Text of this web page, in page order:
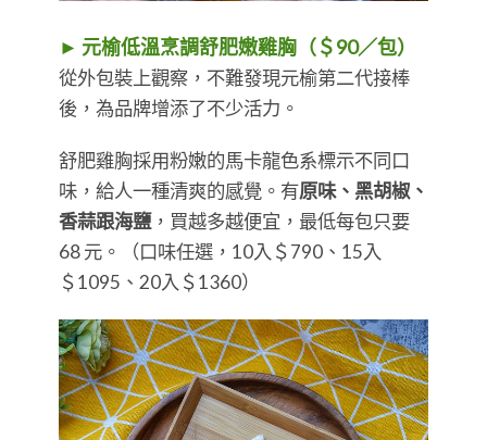
► 元榆低溫烹調舒肥嫩雞胸（＄90／包）
​​​​​​​從外包裝上觀察，不難發現元榆第二代接棒
後，為品牌增添了不少活力。
舒肥雞胸採用粉嫩的馬卡龍色系標示不同口
味，給人一種清爽的感覺。有原味、黑胡椒、
香蒜跟海鹽，買越多越便宜，最低每包只要
68 元。（口味任選，10入＄790、15入
＄1095、20入＄1360）